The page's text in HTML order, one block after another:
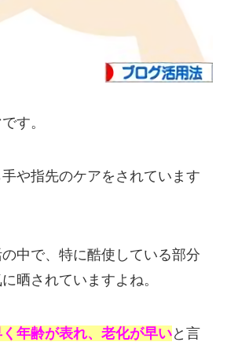
す。
や指先のケアをされています
中で、特に酷使している部分
晒されていますよね。
年齢が表れ、老化が早いと言